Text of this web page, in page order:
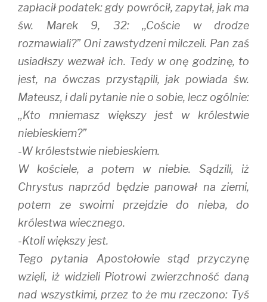
zapłacił podatek: gdy powrócił, zapytał, jak ma
św. Marek 9, 32: ,,Coście w drodze
rozmawiali?” Oni zawstydzeni milczeli. Pan zaś
usiadłszy wezwał ich. Tedy w onę godzinę, to
jest, na ówczas przystąpili, jak powiada św.
Mateusz, i dali pytanie nie o sobie, lecz ogólnie:
,,Kto mniemasz większy jest w królestwie
niebieskiem?”
-W króleststwie niebieskiem.
W kościele, a potem w niebie. Sądzili, iż
Chrystus naprzód będzie panował na ziemi,
potem ze swoimi przejdzie do nieba, do
królestwa wiecznego.
-Ktoli większy jest.
Tego pytania Apostołowie stąd przyczynę
wzięli, iż widzieli Piotrowi zwierzchność daną
nad wszystkimi, przez to że mu rzeczono: Tyś